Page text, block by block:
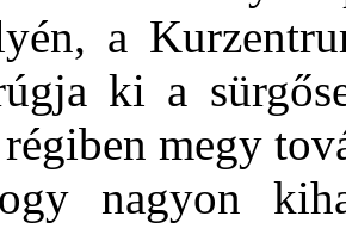
a
ki a
megy
nagyon